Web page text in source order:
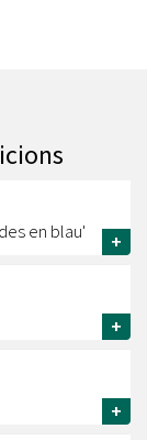
en blau'
+
+
+